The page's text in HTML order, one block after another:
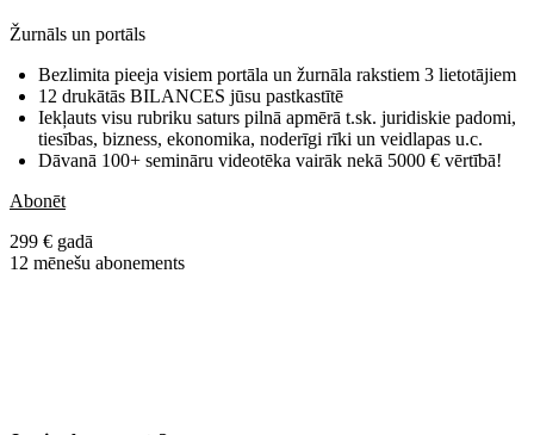
Žurnāls un portāls
Bezlimita pieeja visiem portāla un žurnāla rakstiem 3 lietotājiem
12 drukātās BILANCES jūsu pastkastītē
Iekļauts visu rubriku saturs pilnā apmērā t.sk. juridiskie padomi,
tiesības, bizness, ekonomika, noderīgi rīki un veidlapas u.c.
Dāvanā 100+ semināru videotēka vairāk nekā 5000 € vērtībā!
Abonēt
299 € gadā
12 mēnešu abonements